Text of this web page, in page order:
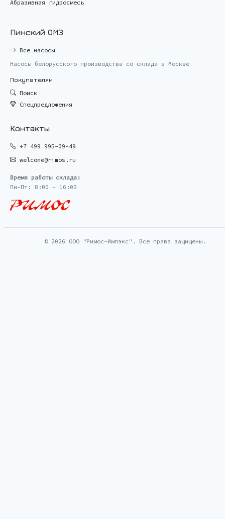
Абразивная гидросмесь
Пинский ОМЗ
Все насосы
Насосы белорусского производства со склада в Москве
Покупателям
Поиск
Спецпредложения
Контакты
+7 499 995-09-49
welcome@rimos.ru
Время работы склада:
Пн-Пт: 8:00 - 16:00
© 2026 ООО "Римос-Импэкс". Все права защищены.